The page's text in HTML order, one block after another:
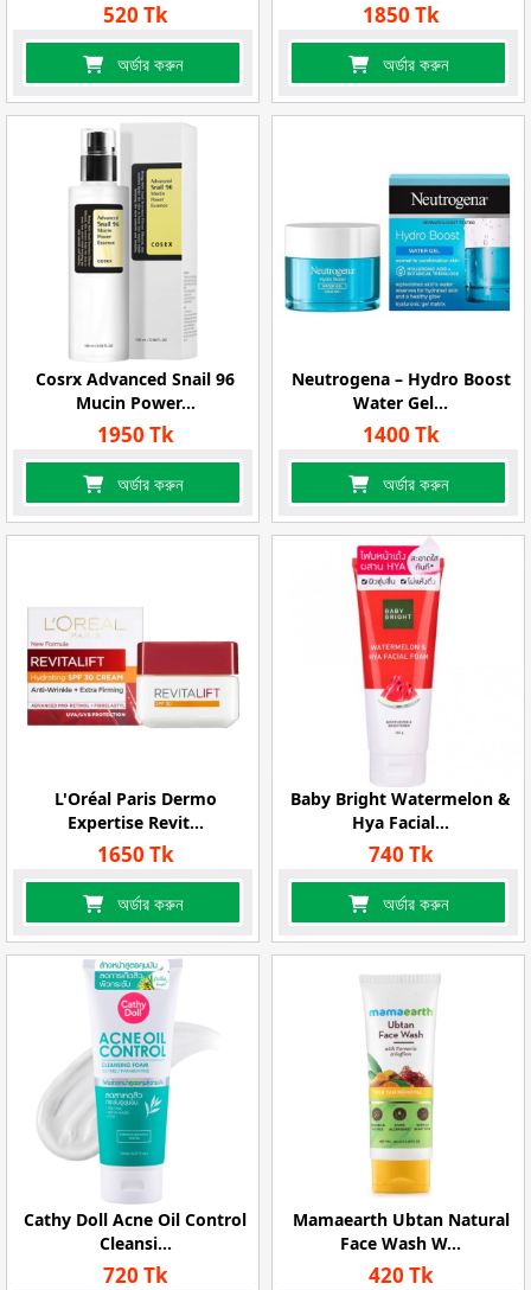
520 Tk
অর্ডার করুন
1850 Tk
অর্ডার করুন
Cosrx Advanced Snail 96
Mucin Power...
1950 Tk
অর্ডার করুন
Neutrogena – Hydro Boost
Water Gel...
1400 Tk
অর্ডার করুন
L'Oréal Paris Dermo
Expertise Revit...
1650 Tk
অর্ডার করুন
Baby Bright Watermelon &
Hya Facial...
740 Tk
অর্ডার করুন
Cathy Doll Acne Oil Control
Cleansi...
720 Tk
Mamaearth Ubtan Natural
Face Wash W...
420 Tk